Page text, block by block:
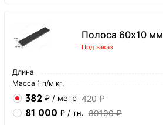
Полоса 60х10 мм
Под заказ
Длина
Масса 1 п/м кг.
382 ₽ / метр 420 ₽
81 000 ₽ / тн. 89100 ₽